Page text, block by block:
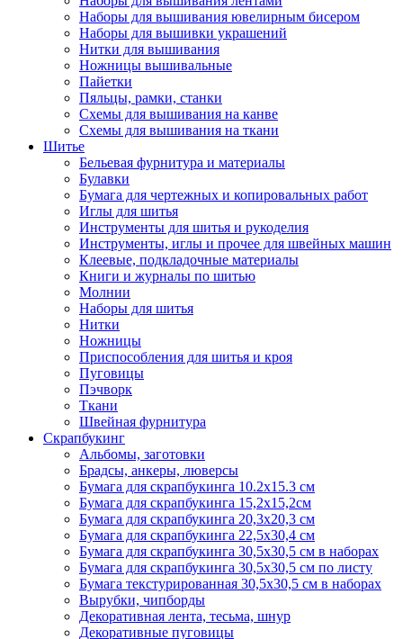
Наборы для вышивания ювелирным бисером
Наборы для вышивки украшений
Нитки для вышивания
Ножницы вышивальные
Пайетки
Пяльцы, рамки, станки
Схемы для вышивания на канве
Схемы для вышивания на ткани
Шитье
Бельевая фурнитура и материалы
Булавки
Бумага для чертежных и копировальных работ
Иглы для шитья
Инструменты для шитья и рукоделия
Инструменты, иглы и прочее для швейных машин
Клеевые, подкладочные материалы
Книги и журналы по шитью
Молнии
Наборы для шитья
Нитки
Ножницы
Приспособления для шитья и кроя
Пуговицы
Пэчворк
Ткани
Швейная фурнитура
Скрапбукинг
Альбомы, заготовки
Брадсы, анкеры, люверсы
Бумага для скрапбукинга 10.2х15.3 см
Бумага для скрапбукинга 15,2х15,2см
Бумага для скрапбукинга 20,3х20,3 см
Бумага для скрапбукинга 22,5х30,4 см
Бумага для скрапбукинга 30,5х30,5 см в наборах
Бумага для скрапбукинга 30,5х30,5 см по листу
Бумага текстурированная 30,5х30,5 см в наборах
Вырубки, чипборды
Декоративная лента, тесьма, шнур
Декоративные пуговицы